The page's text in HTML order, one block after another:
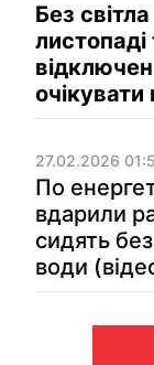
Без
листопаді
27.02.2026
По
вдарили
сидять
води